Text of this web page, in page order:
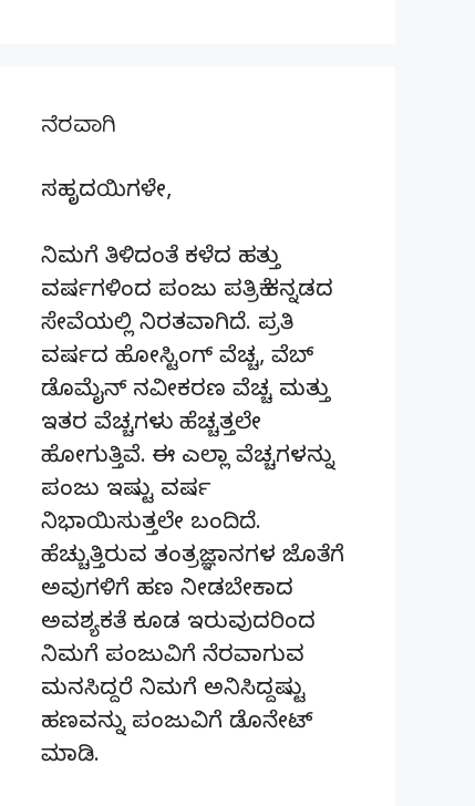
ನೆರವಾಗಿ
ಸಹೃದಯಿಗಳೇ,
ನಿಮಗೆ ತಿಳಿದಂತೆ ಕಳೆದ ಹತ್ತು
ವರ್ಷಗಳಿಂದ ಪಂಜು ಪತ್ರಿಕೆ ಕನ್ನಡದ
ಸೇವೆಯಲ್ಲಿ ನಿರತವಾಗಿದೆ. ಪ್ರತಿ
ವರ್ಷದ ಹೋಸ್ಟಿಂಗ್‌ ವೆಚ್ಚ, ವೆಬ್‌
ಡೊಮೈನ್‌ ನವೀಕರಣ ವೆಚ್ಚ ಮತ್ತು
ಇತರ ವೆಚ್ಚಗಳು ಹೆಚ್ಚತ್ತಲೇ
ಹೋಗುತ್ತಿವೆ. ಈ ಎಲ್ಲಾ ವೆಚ್ಚಗಳನ್ನು
ಪಂಜು ಇಷ್ಟು ವರ್ಷ
ನಿಭಾಯಿಸುತ್ತಲೇ ಬಂದಿದೆ.
ಹೆಚ್ಚುತ್ತಿರುವ ತಂತ್ರಜ್ಞಾನಗಳ ಜೊತೆಗೆ
ಅವುಗಳಿಗೆ ಹಣ ನೀಡಬೇಕಾದ
ಅವಶ್ಯಕತೆ ಕೂಡ ಇರುವುದರಿಂದ
ನಿಮಗೆ ಪಂಜುವಿಗೆ ನೆರವಾಗುವ
ಮನಸಿದ್ದರೆ ನಿಮಗೆ ಅನಿಸಿದ್ದಷ್ಟು
ಹಣವನ್ನು ಪಂಜುವಿಗೆ ಡೊನೇಟ್‌
ಮಾಡಿ.